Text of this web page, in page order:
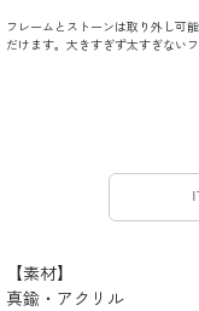
フレームとストーンは取り外し可
だけます。大きすぎず太すぎない
【素材】
真鍮・アクリル